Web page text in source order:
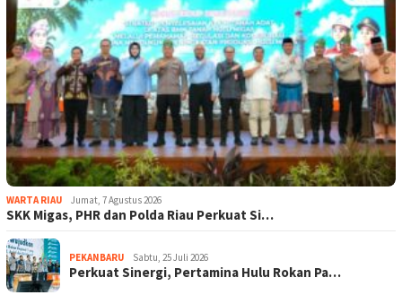
WARTA RIAU Jumat, 7 Agustus 2026
SKK Migas, PHR dan Polda Riau Perkuat Si…
PEKANBARU Sabtu, 25 Juli 2026
Perkuat Sinergi, Pertamina Hulu Rokan Pa…